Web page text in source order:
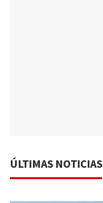
ÚLTIMAS NOTICIAS